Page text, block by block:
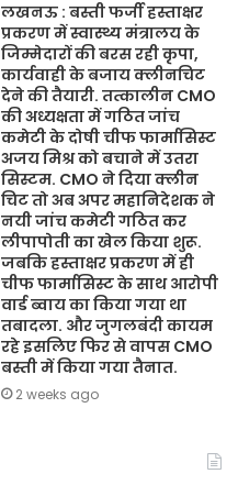
लखनऊ : बस्ती फर्जी हस्ताक्षर
प्रकरण में स्वास्थ्य मंत्रालय के
जिम्मेदारों की बरस रही कृपा,
कार्यवाही के बजाय क्लीनचिट
देने की तैयारी. तत्कालीन CMO
की अध्यक्षता में गठित जांच
कमेटी के दोषी चीफ फार्मासिस्ट
अजय मिश्र को बचाने में उतरा
सिस्टम. CMO ने दिया क्लीन
चिट तो अब अपर महानिदेशक ने
नयी जांच कमेटी गठित कर
लीपापोती का खेल किया शुरू.
जबकि हस्ताक्षर प्रकरण में ही
चीफ फार्मासिस्ट के साथ आरोपी
वार्ड ब्वाय का किया गया था
तबादला. और जुगलबंदी कायम
रहे इसलिए फिर से वापस CMO
बस्ती में किया गया तैनात.
2 weeks ago